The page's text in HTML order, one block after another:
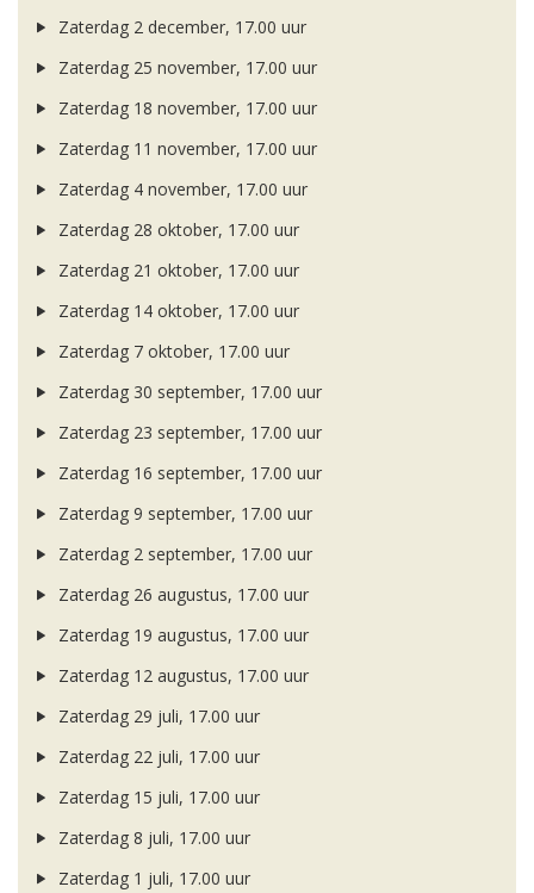
Zaterdag 2 december, 17.00 uur
Zaterdag 25 november, 17.00 uur
Zaterdag 18 november, 17.00 uur
Zaterdag 11 november, 17.00 uur
Zaterdag 4 november, 17.00 uur
Zaterdag 28 oktober, 17.00 uur
Zaterdag 21 oktober, 17.00 uur
Zaterdag 14 oktober, 17.00 uur
Zaterdag 7 oktober, 17.00 uur
Zaterdag 30 september, 17.00 uur
Zaterdag 23 september, 17.00 uur
Zaterdag 16 september, 17.00 uur
Zaterdag 9 september, 17.00 uur
Zaterdag 2 september, 17.00 uur
Zaterdag 26 augustus, 17.00 uur
Zaterdag 19 augustus, 17.00 uur
Zaterdag 12 augustus, 17.00 uur
Zaterdag 29 juli, 17.00 uur
Zaterdag 22 juli, 17.00 uur
Zaterdag 15 juli, 17.00 uur
Zaterdag 8 juli, 17.00 uur
Zaterdag 1 juli, 17.00 uur